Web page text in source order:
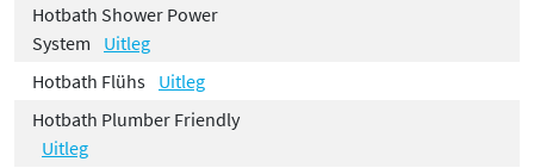
Hotbath Shower Power
System
Uitleg
Hotbath Flühs Uitleg
Hotbath Plumber Friendly
Uitleg